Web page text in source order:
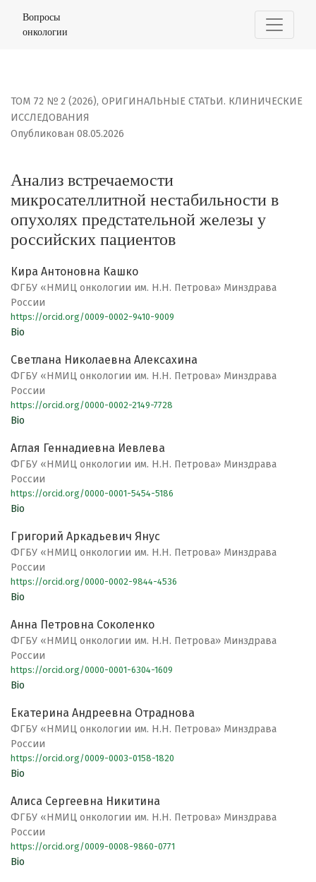
Анализ встречаемости микросателлитной
Вопросы
онкологии
ТОМ 72 № 2 (2026), ОРИГИНАЛЬНЫЕ СТАТЬИ. КЛИНИЧЕСКИЕ
ИССЛЕДОВАНИЯ
Анализ встречаемости
микросателлитной нестабильности в
опухолях предстательной железы у
российских пациентов
Опубликован 08.05.2026
Кира Антоновна Кашко
ФГБУ «НМИЦ онкологии им. Н.Н. Петрова» Минздрава
России
https://orcid.org/0009-0002-9410-9009
Bio
Светлана Николаевна Алексахина
ФГБУ «НМИЦ онкологии им. Н.Н. Петрова» Минздрава
России
https://orcid.org/0000-0002-2149-7728
Bio
Аглая Геннадиевна Иевлева
ФГБУ «НМИЦ онкологии им. Н.Н. Петрова» Минздрава
России
https://orcid.org/0000-0001-5454-5186
Bio
Григорий Аркадьевич Янус
ФГБУ «НМИЦ онкологии им. Н.Н. Петрова» Минздрава
России
https://orcid.org/0000-0002-9844-4536
Bio
Анна Петровна Соколенко
ФГБУ «НМИЦ онкологии им. Н.Н. Петрова» Минздрава
России
https://orcid.org/0000-0001-6304-1609
Bio
Екатерина Андреевна Отраднова
ФГБУ «НМИЦ онкологии им. Н.Н. Петрова» Минздрава
России
https://orcid.org/0009-0003-0158-1820
Bio
Алиса Сергеевна Никитина
ФГБУ «НМИЦ онкологии им. Н.Н. Петрова» Минздрава
России
https://orcid.org/0009-0008-9860-0771
Bio